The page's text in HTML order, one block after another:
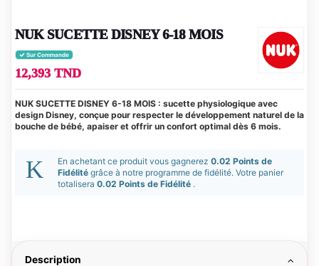
NUK SUCETTE DISNEY 6-18 MOIS
Sur Commande
12,393 TND
NUK SUCETTE DISNEY 6-18 MOIS : sucette physiologique avec
design Disney, conçue pour respecter le développement naturel de la
bouche de bébé, apaiser et offrir un confort optimal dès 6 mois.
En achetant ce produit vous gagnerez 0.02 Points de
Fidélité grâce à notre programme de fidélité. Votre panier
totalisera 0.02 Points de Fidélité .
Description